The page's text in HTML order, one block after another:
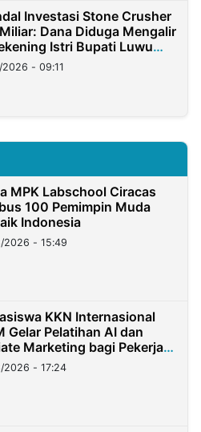
Investasi Stone Crusher
Dana Diduga Mengalir
Istri Bupati Luwu
- 09:11
MPK Labschool Ciracas
100 Pemimpin Muda
Indonesia
2026 - 15:49
KKN Internasional
Gelar Pelatihan AI dan
Marketing bagi Pekerja
Indonesia di Taiwan
2026 - 17:24